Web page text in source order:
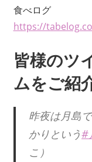
食べログ
https://
皆様のツ
ムをご紹
昨夜は月島
かりという#
こ）